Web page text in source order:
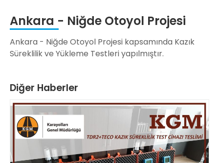
Ankara - Niğde Otoyol Projesi
Ankara - Niğde Otoyol Projesi kapsamında Kazık
Süreklilik ve Yükleme Testleri yapılmıştır.
Diğer Haberler